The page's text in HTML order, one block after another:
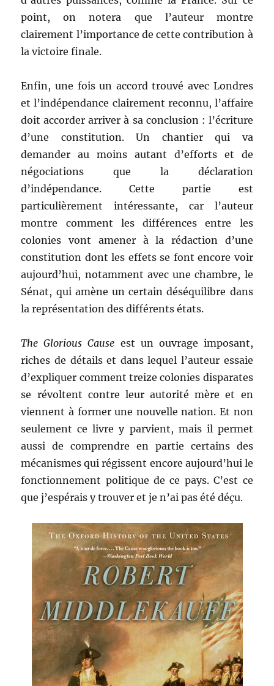
point, on notera que l’auteur montre
clairement l’importance de cette contribution à
la victoire finale.
Enfin, une fois un accord trouvé avec Londres
et l’indépendance clairement reconnu, l’affaire
doit accorder arriver à sa conclusion : l’écriture
d’une constitution. Un chantier qui va
demander au moins autant d’efforts et de
négociations que la déclaration
d’indépendance. Cette partie est
particulièrement intéressante, car l’auteur
montre comment les différences entre les
colonies vont amener à la rédaction d’une
constitution dont les effets se font encore voir
aujourd’hui, notamment avec une chambre, le
Sénat, qui amène un certain déséquilibre dans
la représentation des différents états.
The Glorious Cause est un ouvrage imposant,
riches de détails et dans lequel l’auteur essaie
d’expliquer comment treize colonies disparates
se révoltent contre leur autorité mère et en
viennent à former une nouvelle nation. Et non
seulement ce livre y parvient, mais il permet
aussi de comprendre en partie certains des
mécanismes qui régissent encore aujourd’hui le
fonctionnement politique de ce pays. C’est ce
que j’espérais y trouver et je n’ai pas été déçu.